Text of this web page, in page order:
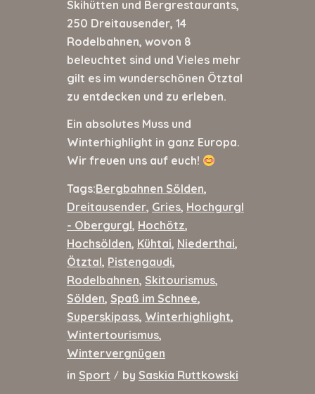
Skihütten und Bergrestaurants,
250 Dreitausender, 14
Rodelbahnen, wovon 8
beleuchtet sind und Vieles mehr
gilt es im wunderschönen Ötztal
zu entdecken und zu erleben.
Ein absolutes Muss und
Winterhighlight in ganz Europa.
Wir freuen uns auf euch!
Tags:Bergbahnen Sölden,
Dreitausender, Gries, Hochgurgl
- Obergurgl, Hochötz,
Hochsölden, Kühtai, Niederthai,
Ötztal, Pistengaudi,
Rodelbahnen, Skitourismus,
Sölden, Spaß im Schnee,
Superskipass, Winterhighlight,
Wintertourismus,
Wintervergnügen
in Sport / by Saskia Ruttkowski